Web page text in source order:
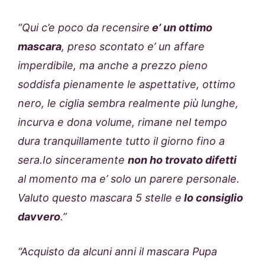
“Qui c’e poco da recensire e’ un ottimo
mascara, preso scontato e’ un affare
imperdibile, ma anche a prezzo pieno
soddisfa pienamente le aspettative, ottimo
nero, le ciglia sembra realmente più lunghe,
incurva e dona volume, rimane nel tempo
dura tranquillamente tutto il giorno fino a
sera.Io sinceramente non ho trovato difetti
al momento ma e’ solo un parere personale.
Valuto questo mascara 5 stelle e lo consiglio
davvero.”
“Acquisto da alcuni anni il mascara Pupa